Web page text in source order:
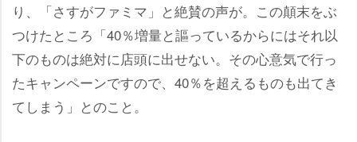
り、「さすがファミマ」と絶賛の声が。この顛末をぶ
つけたところ「40％増量と謳っているからにはそれ以
下のものは絶対に店頭に出せない。その心意気で行っ
たキャンペーンですので、40％を超えるものも出てき
てしまう」とのこと。